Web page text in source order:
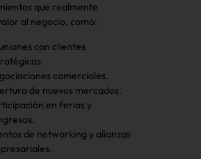
que realmente
al negocio, como:
con clientes
comerciales.
de nuevos mercados.
en ferias y
de networking y alianzas